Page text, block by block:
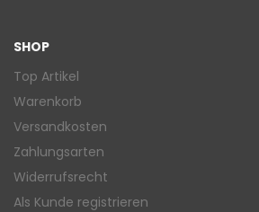
SHOP
Top Artikel
Warenkorb
Versandkosten
Zahlungsarten
Widerrufsrecht
Als Kunde registrieren